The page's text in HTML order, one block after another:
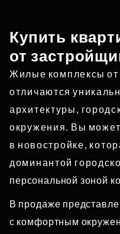
Купить
от
Жилые комплексы
отличаются
архитектуры,
окружения. Вы
в новостройке,
доминантой
персональной зоной
В продаже
с комфортным